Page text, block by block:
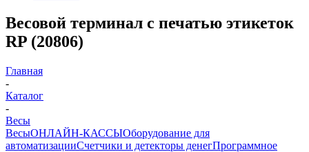
Весовой терминал с печатью этикеток
RP (20806)
Главная
-
Каталог
-
Весы
ВесыОНЛАЙН-КАССЫОборудование для
автоматизацииСчетчики и детекторы денегПрограммное